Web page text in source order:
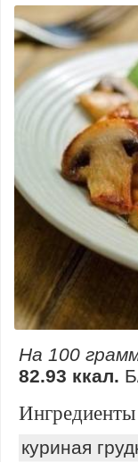
На 100
82.93 ккал.
Ингредиенты
куриная